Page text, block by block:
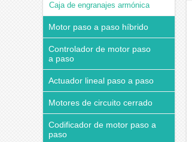
Caja de engranajes armónica
Motor paso a paso híbrido
Controlador de motor paso
a paso
Actuador lineal paso a paso
Motores de circuito cerrado
Codificador de motor paso a
paso